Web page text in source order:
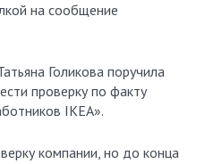
на сообщение
Голикова поручила
проверку по факту
IKEA».
компании, но до конца